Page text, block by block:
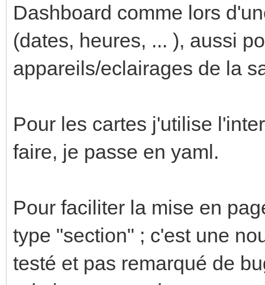
Dashboard comme lors
(dates, heures, ... ), aussi
appareils/eclairages de la
Pour les cartes j'utilise
faire, je passe en yaml.
Pour faciliter la mise en
type "section" ; c'est une
testé et pas remarqué de